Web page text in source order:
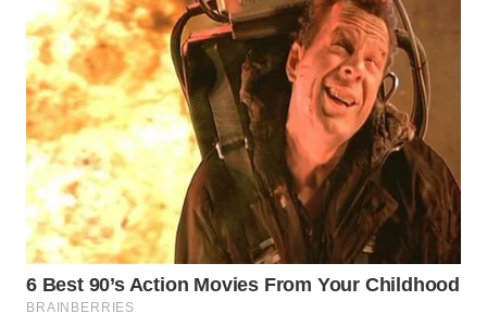
TAPANULI
UTARA
WN
SAMOSIR
WN
PADANG
LAWAS
SUMEDANG